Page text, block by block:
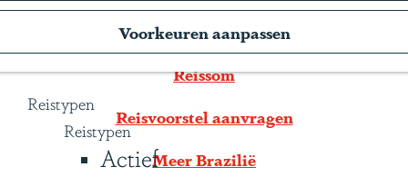
Voorkeuren aanpassen
Magazine
Webinars
Reistypen
Reistypen
Actief
Reisbeschrijving
Reissom
Reisvoorstel aanvragen
Meer Brazilië